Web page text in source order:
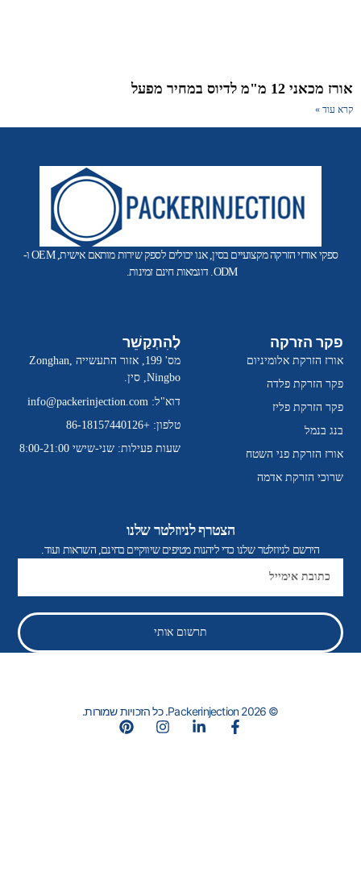
12 מ"מ לדיוס במחיר מפעל
עוד »
ספקי אורזי הזרקה מקצועיים בסין, אנו יכולים לספק שירות מותאם אישית, OEM ו-
ODM. דוגמאות חינם זמינות.
פקר הזרקה
אורז הזרקת אלומיניום
פקר הזרקת פלדה
פקר הזרקת פליז
בנג בנמל
אורז הזרקת פני השטח
שרוכי הזרקת אדמה
לְהִתְקַשֵׁר
מס' 199, אזור התעשייה Zonghan,
Ningbo, סין.
דוא"ל:info@packerinjection.com
טלפון: +86-18157440126
שעות פעילות: שני-שישי 8:00-21:00
הצטרף לניוזלטר שלנו
הירשם לניוזלטר שלנו כדי ליהנות מטיפים שיווקיים בחינם, השראות ועוד.
תרשום אותי